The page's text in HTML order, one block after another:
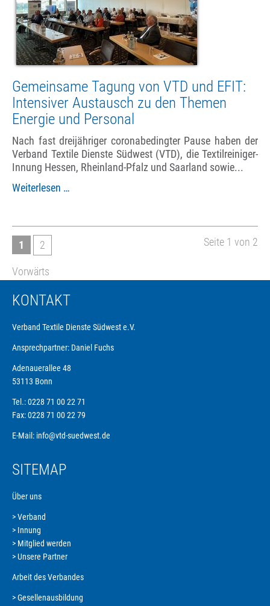
Gemeinsame Tagung von VTD und EFIT:
Intensiver Austausch zu den Themen
Energie und Personal
Nach fast dreijähriger coronabedingter Pause haben der
Verband Textile Dienste Südwest (VTD), die Textilreiniger-
Innung Hessen, Rheinland-Pfalz und Saarland sowie...
Weiterlesen …
VTD
Austausch
zu
Energie
und
Seite 1 von 2
1 2
Vorwärts
KONTAKT
Verband Textile Dienste Südwest e.V.
Ansprechpartner: Daniel Fuchs
Adenauerallee 48
53113 Bonn
Tel.: 0228 71 00 22 71
Fax: 0228 71 00 22 79
E-Mail: info@vtd-suedwest.de
SITEMAP
Über uns
Navigation
überspringen
Verband
Innung
Mitglied werden
Unsere Partner
Arbeit des Verbandes
Gesellenausbildung